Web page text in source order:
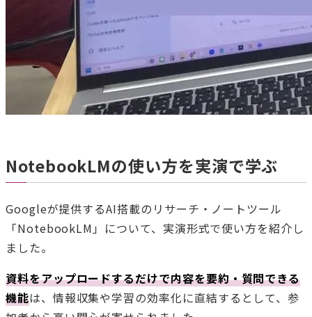
NotebookLMの使い方を実演で学ぶ
Googleが提供するAI搭載のリサーチ・ノートツール
「NotebookLM」について、実演形式で使い方を紹介し
ました。
資料をアップロードするだけで内容を要約・質問できる
機能は、情報収集や学習の効率化に直結するとして、参